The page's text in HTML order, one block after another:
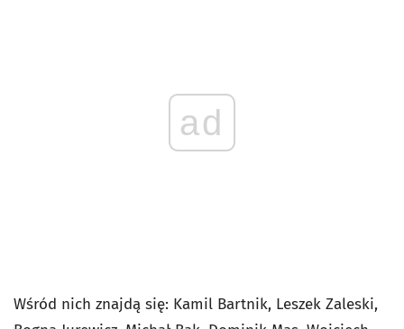
ad
Wśród nich znajdą się: Kamil Bartnik, Leszek Zaleski,